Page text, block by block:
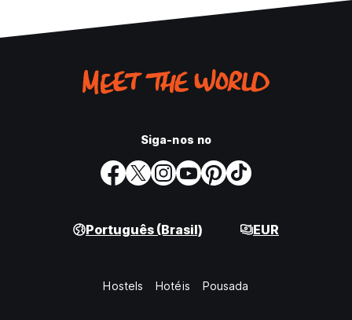
Siga-nos no
Português (Brasil) EUR
Hostels Hotéis Pousada